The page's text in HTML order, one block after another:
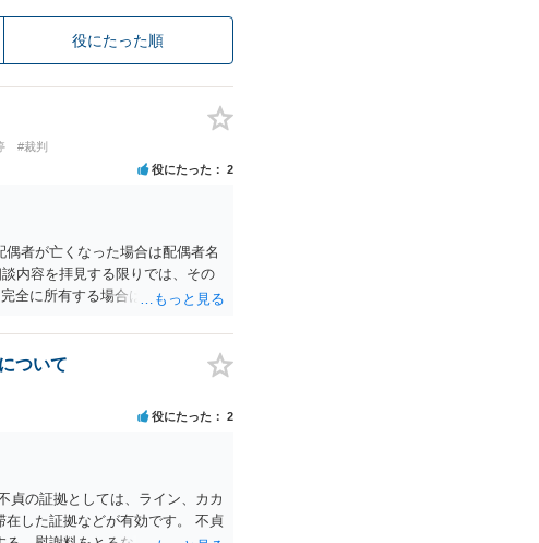
役にたった順
#裁判
役にたった 2
者が亡くなった場合は配偶者名
内容を拝見する限りでは、その
全に所有する場合は、他の相続
ついて
役にたった 2
貞の証拠としては、ライン、カカ
した証拠などが有効です。 不貞